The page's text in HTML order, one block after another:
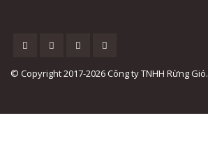
© Copyright 2017-2026 Công ty TNHH Rừng Gió.